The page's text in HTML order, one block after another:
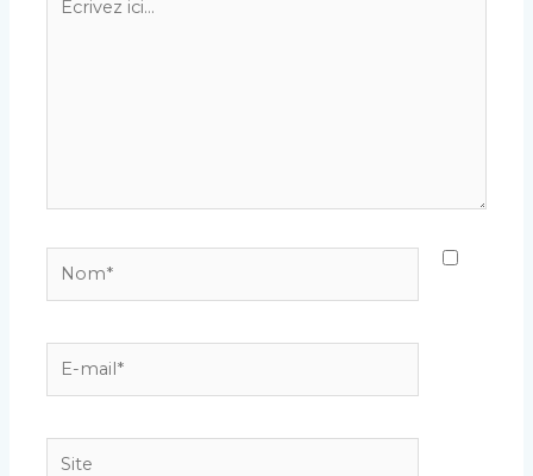
ici…
mail*